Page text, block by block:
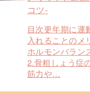
コツ‐
目次更年期に運
入れることのメ
ホルモンバラン
2.骨粗しょう症
筋力や…